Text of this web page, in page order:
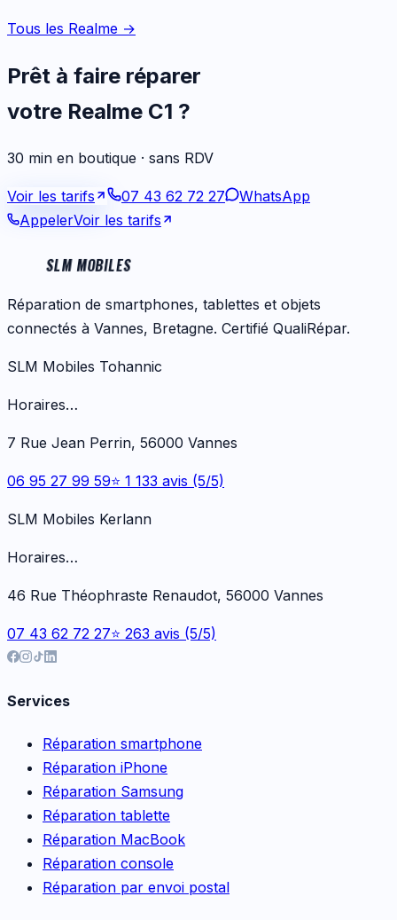
Tous les Realme →
Prêt à faire réparer
votre Realme C1 ?
30 min en boutique · sans RDV
Voir les tarifs 07 43 62 72 27
WhatsApp
AppelerVoir les tarifs
SLM MOBILES
Réparation de smartphones, tablettes et objets
connectés à Vannes, Bretagne. Certifié QualiRépar.
SLM Mobiles Tohannic
Horaires…
7 Rue Jean Perrin, 56000 Vannes
06 95 27 99 59⭐ 1 133 avis (5/5)
SLM Mobiles Kerlann
Horaires…
46 Rue Théophraste Renaudot, 56000 Vannes
07 43 62 72 27⭐ 263 avis (5/5)
Services
Réparation smartphone
Réparation iPhone
Réparation Samsung
Réparation tablette
Réparation MacBook
Réparation console
Réparation par envoi postal